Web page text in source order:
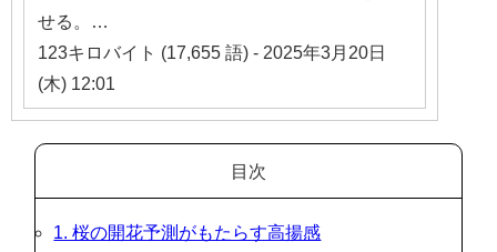
せる。…
123キロバイト (17,655 語) - 2025年3月20日
(木) 12:01
目次
1. 桜の開花予測がもたらす高揚感